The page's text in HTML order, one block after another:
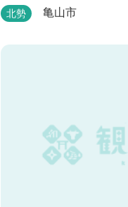
設は団体用宿泊施設、バ
点として最適です。
北勢 亀山市